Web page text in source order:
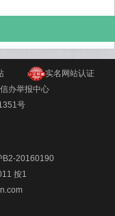
实名网站认证
办举报中心
号
B2-20160190
按1